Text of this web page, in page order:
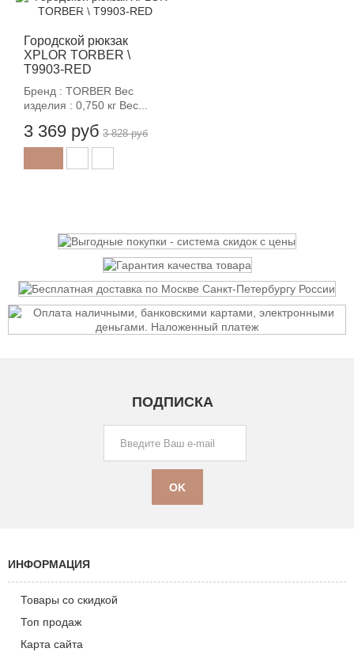
Городской рюкзак
XPLOR TORBER \
T9903-RED
Бренд : TORBER Вес
изделия : 0,750 кг Вес...
3 369 руб
-12%
3 828 руб
ПОДПИСКА
ИНФОРМАЦИЯ
Товары со скидкой
Топ продаж
Карта сайта